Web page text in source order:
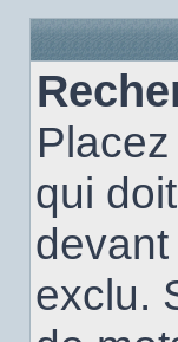
qui
exclu.